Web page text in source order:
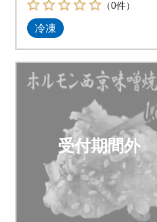
（0件）
冷凍
受付期間外